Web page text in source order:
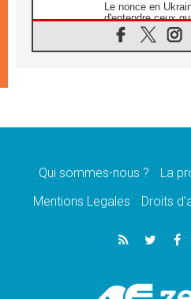
Le nonce en
d'entendre ceux
05.08.2026
Léon XIV au
décès du cardinal
Le Pape attendu
05.08.2026
Audience
Léon XIV invite
Qui sommes-nous ? La
Mentions Legales
Droits